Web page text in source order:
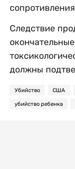
Следствие
должны
Убийство США
убийство ребенка